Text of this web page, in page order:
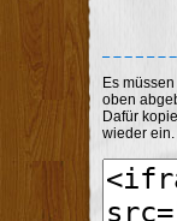
Es
oben
Dafür
wieder